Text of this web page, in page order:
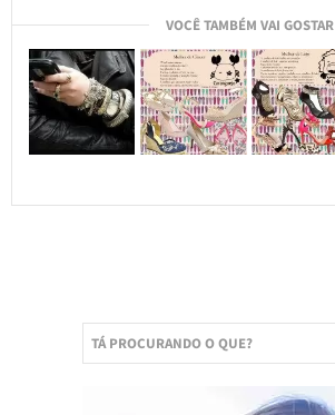
VOCÊ TAMBÉM VAI GOSTAR